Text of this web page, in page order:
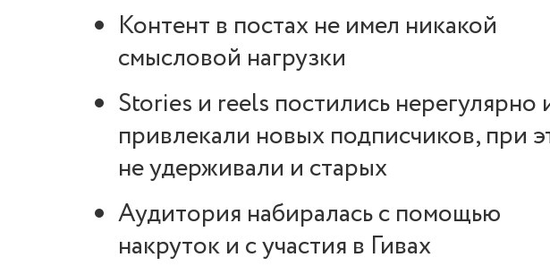
Контент в постах не имел никакой
смысловой нагрузки
Stories и reels постились нерегулярно
привлекали новых подписчиков, при
не удерживали и старых
Аудитория набиралась с помощью
накруток и с участия в Гивах